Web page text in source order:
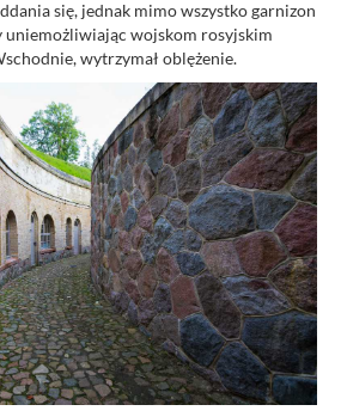
się, jednak mimo wszystko garnizon
uniemożliwiając wojskom rosyjskim
wytrzymał oblężenie.